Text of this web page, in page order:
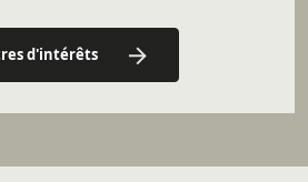
d'intérêts